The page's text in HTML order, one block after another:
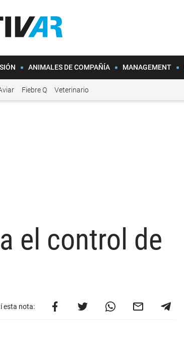
ANIMALES DE COMPAÑÍA MANAGEMENT
Fiebre Q Veterinario
el control de
esta nota: